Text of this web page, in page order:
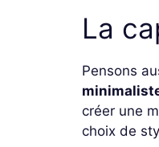
La
Pensons
créer une
choix de